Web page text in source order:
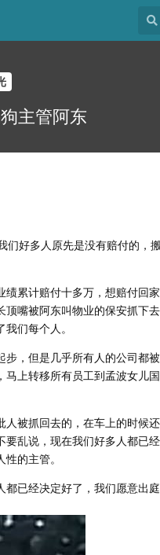
主管阿东
好多人原先是没有赔付的，
累计赔付十多万，想赔付回家
嘴被阿东叫物业的保安抓下
们每个人。
，但是几乎所有人的公司都
上转移所有员工到孟波女儿
被抓回去的，在车上的时候
乱说，现在我们好多人都已经
的主管。
已经决定好了，我们愿意出